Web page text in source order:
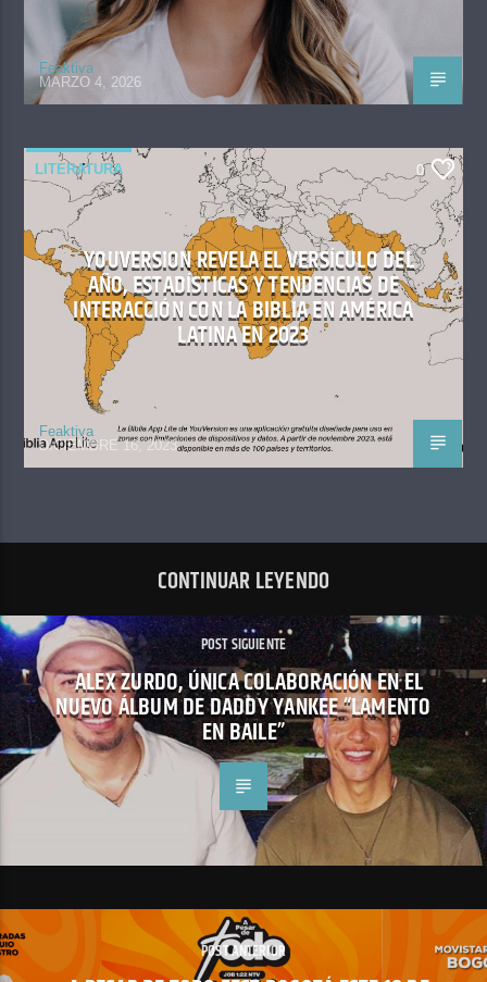
Feaktiva
MARZO 4, 2026
LITERATURA 0
YOUVERSION REVELA EL VERSÍCULO DEL
AÑO, ESTADÍSTICAS Y TENDENCIAS DE
INTERACCIÓN CON LA BIBLIA EN AMÉRICA
LATINA EN 2023
Feaktiva
DICIEMBRE 16, 2023
CONTINUAR LEYENDO
POST SIGUIENTE
ALEX ZURDO, ÚNICA COLABORACIÓN EN EL
NUEVO ÁLBUM DE DADDY YANKEE “LAMENTO
EN BAILE”
POST ANTERIOR